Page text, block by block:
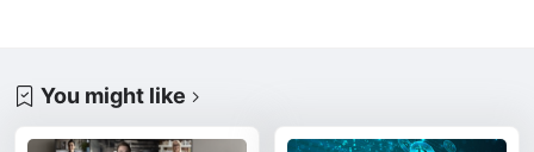
You might like